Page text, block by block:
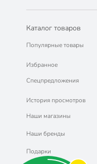
Каталог товаров
Популярные товары
Избранное
Спецпредложения
История просмотров
Наши магазины
Наши бренды
Подарки